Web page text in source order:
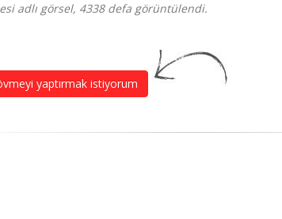
adlı görsel, 4338 defa görüntülendi.
yaptırmak istiyorum